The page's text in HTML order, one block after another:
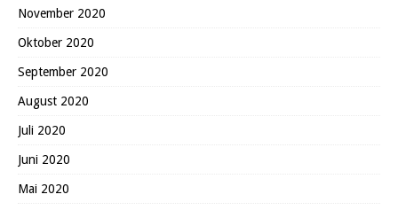
November 2020
Oktober 2020
September 2020
August 2020
Juli 2020
Juni 2020
Mai 2020